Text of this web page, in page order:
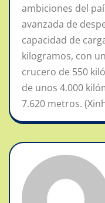
ambiciones del
avanzada de
capacidad de
kilogramos, con
crucero de 550
de unos 4.000
7.620 metros.